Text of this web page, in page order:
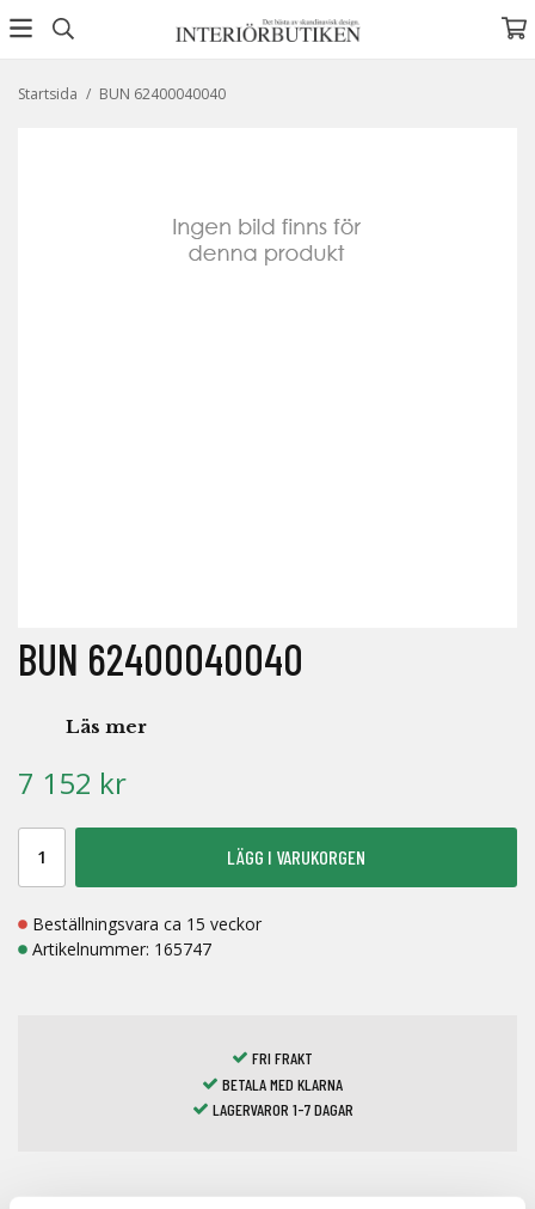
Startsida / BUN 62400040040
BUN 62400040040
Läs mer
7 152 kr
LÄGG I VARUKORGEN
Beställningsvara ca 15 veckor
Artikelnummer: 165747
FRI FRAKT
BETALA MED KLARNA
LAGERVAROR 1-7 DAGAR